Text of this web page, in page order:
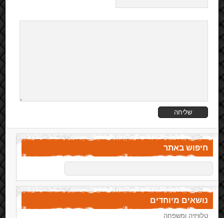
חיפוש באתר
נושאים מיוחדים
טלוויזיה ומשפחה